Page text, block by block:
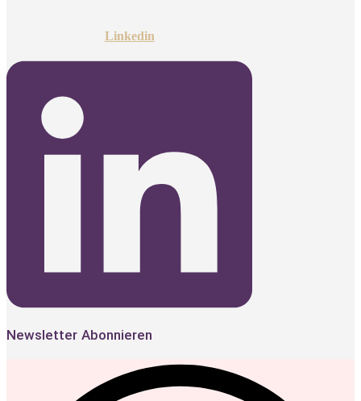
Linkedin
Newsletter Abonnieren